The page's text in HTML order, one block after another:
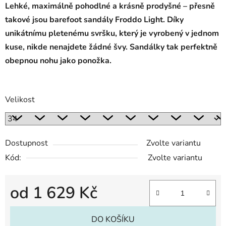
Lehké, maximálně pohodlné a krásně prodyšné – přesně
takové jsou barefoot sandály Froddo Light. Díky
unikátnímu pletenému svršku, který je vyrobený v jednom
kuse, nikde nenajdete žádné švy. Sandálky tak perfektně
obepnou nohu jako ponožka.
Velikost
Dostupnost
Zvolte variantu
Kód:
Zvolte variantu
od 1 629 Kč
Měrná cena:
DO KOŠÍKU